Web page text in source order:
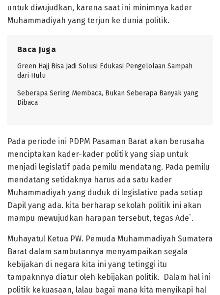
untuk diwujudkan, karena saat ini minimnya kader
Muhammadiyah yang terjun ke dunia politik.
Baca Juga
Green Hajj Bisa Jadi Solusi Edukasi Pengelolaan Sampah
dari Hulu
Seberapa Sering Membaca, Bukan Seberapa Banyak yang
Dibaca
Pada periode ini PDPM Pasaman Barat akan berusaha
menciptakan kader-kader politik yang siap untuk
menjadi legislatif pada pemilu mendatang. Pada pemilu
mendatang setidaknya harus ada satu kader
Muhammadiyah yang duduk di legislative pada setiap
Dapil yang ada. kita berharap sekolah politik ini akan
mampu mewujudkan harapan tersebut, tegas Ade`.
Muhayatul Ketua PW. Pemuda Muhammadiyah Sumatera
Barat dalam sambutannya menyampaikan segala
kebijakan di negara kita ini yang tetinggi itu
tampaknnya diatur oleh kebijakan politik. Dalam hal ini
politik kekuasaan, lalau bagai mana kita menyikapi hal